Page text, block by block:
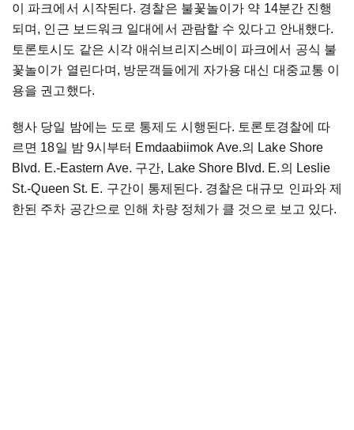
이 파크에서 시작된다. 경찰은 불꽃놀이가 약 14분간 진행
되며, 인근 보드워크 일대에서 관람할 수 있다고 안내했다.
토론토시도 같은 시각 애쉬브리지스베이 파크에서 공식 불
꽃놀이가 열린다며, 방문객들에게 자가용 대신 대중교통 이
용을 권고했다.
행사 당일 밤에는 도로 통제도 시행된다. 토론토경찰에 따
르면 18일 밤 9시부터 Emdaabiimok Ave.의 Lake Shore
Blvd. E.-Eastern Ave. 구간, Lake Shore Blvd. E.의 Leslie
St.-Queen St. E. 구간이 통제된다. 경찰은 대규모 인파와 제
한된 주차 공간으로 인해 차량 정체가 클 것으로 보고 있다.